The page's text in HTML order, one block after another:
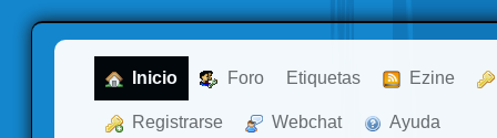
Inicio Foro Etiquetas Ezine
Registrarse Webchat Ayuda